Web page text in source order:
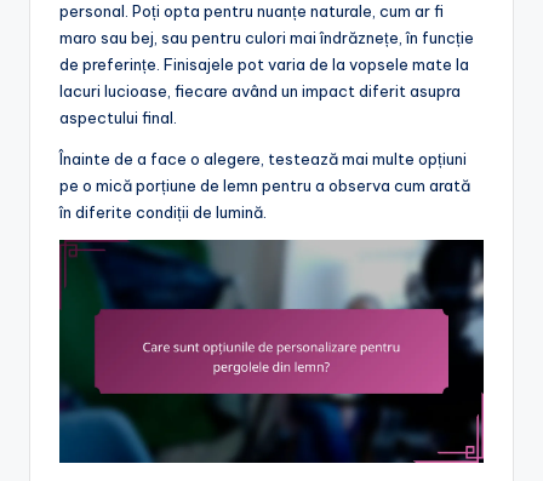
personal. Poți opta pentru nuanțe naturale, cum ar fi
maro sau bej, sau pentru culori mai îndrăznețe, în funcție
de preferințe. Finisajele pot varia de la vopsele mate la
lacuri lucioase, fiecare având un impact diferit asupra
aspectului final.
Înainte de a face o alegere, testează mai multe opțiuni
pe o mică porțiune de lemn pentru a observa cum arată
în diferite condiții de lumină.